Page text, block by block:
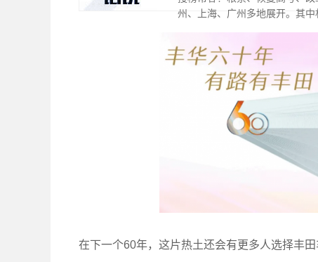
州、上海、广州多地展开。其中
在下一个60年，这片热土还会有更多人选择丰田